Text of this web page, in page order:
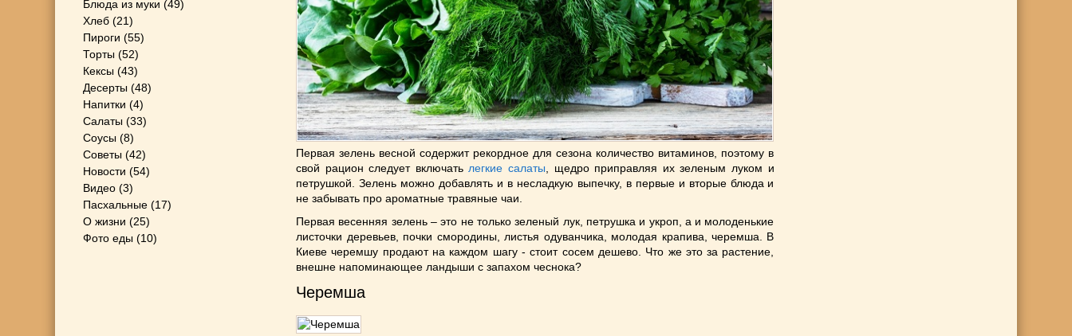
Первая зелень весной содержит рекордное для сезона количество витаминов, поэтому в
свой рацион следует включатьлегкие салаты, щедро приправляя их зеленым луком и
петрушкой. Зелень можно добавлять и в несладкую выпечку, в первые и вторые блюда и
не забывать про ароматные травяные чаи.
Первая весенняя зелень – это не только зеленый лук, петрушка и укроп, а и молоденькие
листочки деревьев, почки смородины, листья одуванчика, молодая крапива, черемша. В
Киеве черемшу продают на каждом шагу - стоит сосем дешево. Что же это за растение,
внешне напоминающее ландыши с запахом чеснока?
Черемша
Блюда из муки (49)
Хлеб (21)
Пироги (55)
Торты (52)
Кексы (43)
Десерты (48)
Напитки (4)
Салаты (33)
Соусы (8)
Советы (42)
Новости (54)
Видео (3)
Пасхальные (17)
О жизни (25)
Фото еды (10)